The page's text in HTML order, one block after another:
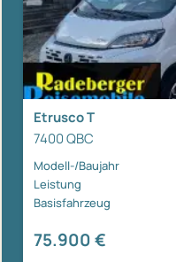
Etrusco T
7400 QBC
Modell-/Baujahr
Leistung
Basisfahrzeug
75.900 €